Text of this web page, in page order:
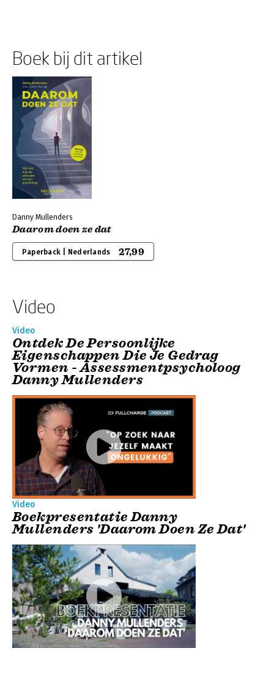
Boek bij dit artikel
Danny Mullenders
Daarom doen ze dat
Paperback | Nederlands 27,99
Video
Video
Ontdek De Persoonlijke
Eigenschappen Die Je Gedrag
Vormen - Assessmentpsycholoog
Danny Mullenders
Video
Boekpresentatie Danny
Mullenders 'Daarom Doen Ze Dat'